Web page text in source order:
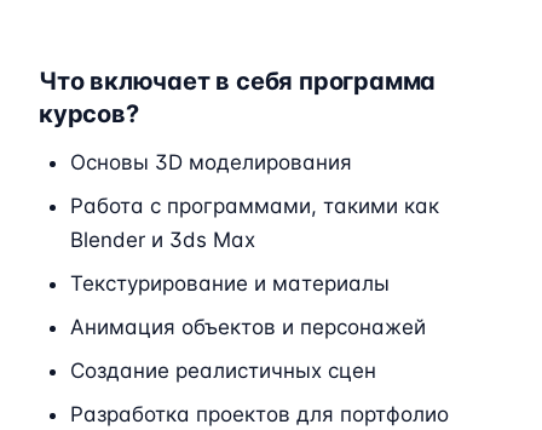
Что включает в себя программа
курсов?
Основы 3D моделирования
Работа с программами, такими как
Blender и 3ds Max
Текстурирование и материалы
Анимация объектов и персонажей
Создание реалистичных сцен
Разработка проектов для портфолио